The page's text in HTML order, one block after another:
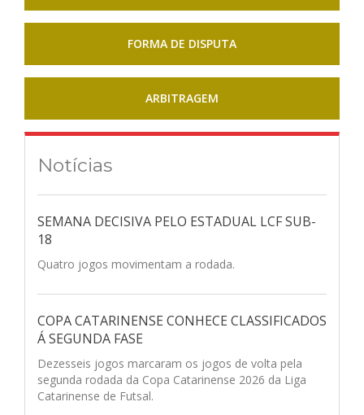
FORMA DE DISPUTA
ARBITRAGEM
Notícias
SEMANA DECISIVA PELO ESTADUAL LCF SUB-
18
Quatro jogos movimentam a rodada.
COPA CATARINENSE CONHECE CLASSIFICADOS
Á SEGUNDA FASE
Dezesseis jogos marcaram os jogos de volta pela
segunda rodada da Copa Catarinense 2026 da Liga
Catarinense de Futsal.